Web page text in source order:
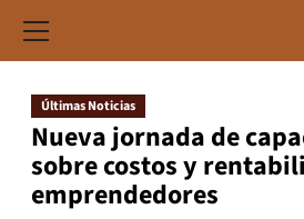
Últimas Noticias
Nueva jornada de
sobre costos y
emprendedores